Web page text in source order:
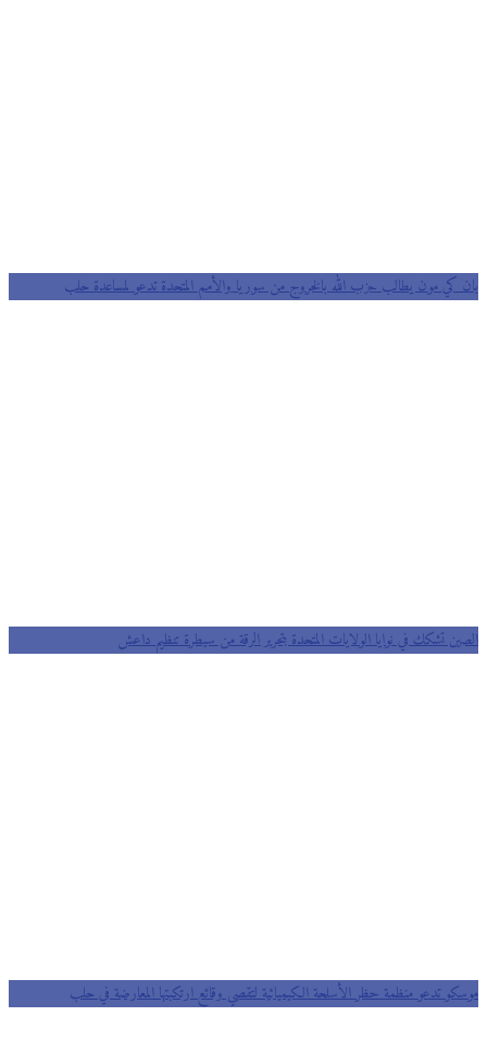
بان كي مون يطالب حزب الله بالخروج من سوريا والأمم المتحدة تدعو لمساعدة حلب
الصين تشكك في نوايا الولايات المتحدة بتحرير الرقة من سيطرة تنظيم داعش
موسكو تدعو منظمة حظر الأسلحة الكيميائية لتقصي وقائع ارتكبتها المعارضة في حلب